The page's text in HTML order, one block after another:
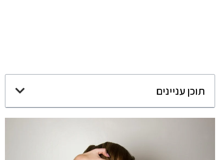
תוכן עניינים